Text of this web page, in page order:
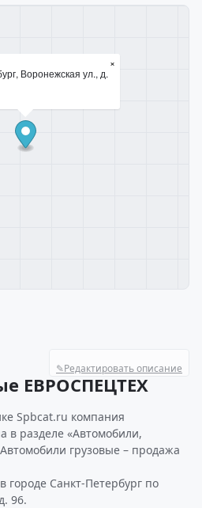
Воронежская ул., д.
×
✎Редактировать описание
ЕВРОСПЕЦТЕХ
Spbcat.ru компания
в разделе «Автомобили,
грузовые – продажа
городе Санкт-Петербург по
96.